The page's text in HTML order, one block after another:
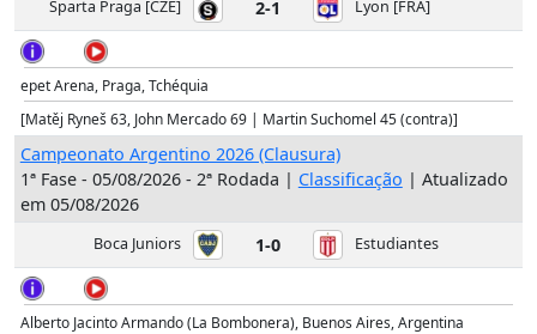
Sparta Praga [CZE] 2-1 Lyon [FRA]
epet Arena, Praga, Tchéquia
[Matěj Ryneš 63, John Mercado 69 | Martin Suchomel 45 (contra)]
Campeonato Argentino 2026 (Clausura)
1ª Fase - 05/08/2026 - 2ª Rodada | Classificação | Atualizado
em 05/08/2026
Boca Juniors 1-0 Estudiantes
Alberto Jacinto Armando (La Bombonera), Buenos Aires, Argentina